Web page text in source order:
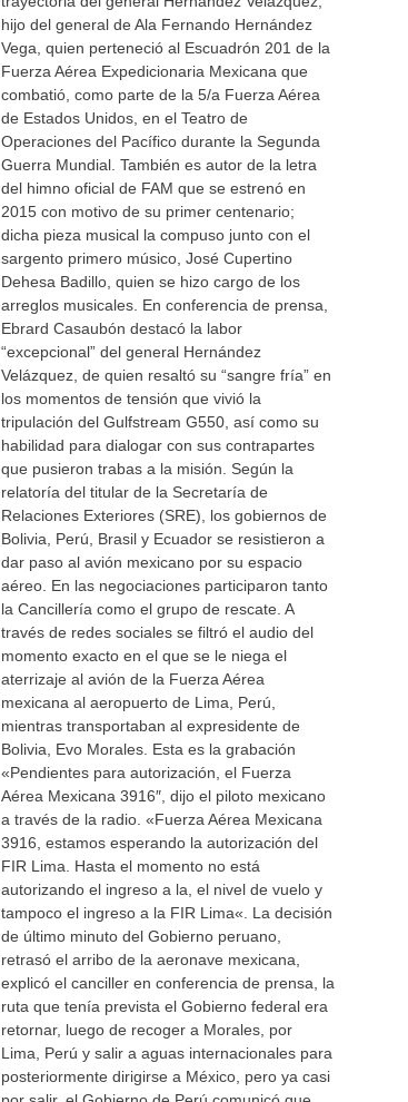
hijo del general de Ala Fernando Hernández
Vega, quien perteneció al Escuadrón 201 de la
Fuerza Aérea Expedicionaria Mexicana que
combatió, como parte de la 5/a Fuerza Aérea
de Estados Unidos, en el Teatro de
Operaciones del Pacífico durante la Segunda
Guerra Mundial. También es autor de la letra
del himno oficial de FAM que se estrenó en
2015 con motivo de su primer centenario;
dicha pieza musical la compuso junto con el
sargento primero músico, José Cupertino
Dehesa Badillo, quien se hizo cargo de los
arreglos musicales. En conferencia de prensa,
Ebrard Casaubón destacó la labor
“excepcional” del general Hernández
Velázquez, de quien resaltó su “sangre fría” en
los momentos de tensión que vivió la
tripulación del Gulfstream G550, así como su
habilidad para dialogar con sus contrapartes
que pusieron trabas a la misión. Según la
relatoría del titular de la Secretaría de
Relaciones Exteriores (SRE), los gobiernos de
Bolivia, Perú, Brasil y Ecuador se resistieron a
dar paso al avión mexicano por su espacio
aéreo. En las negociaciones participaron tanto
la Cancillería como el grupo de rescate. A
través de redes sociales se filtró el audio del
momento exacto en el que se le niega el
aterrizaje al avión de la Fuerza Aérea
mexicana al aeropuerto de Lima, Perú,
mientras transportaban al expresidente de
Bolivia, Evo Morales. Esta es la grabación
«Pendientes para autorización, el Fuerza
Aérea Mexicana 3916″, dijo el piloto mexicano
a través de la radio. «Fuerza Aérea Mexicana
3916, estamos esperando la autorización del
FIR Lima. Hasta el momento no está
autorizando el ingreso a la, el nivel de vuelo y
tampoco el ingreso a la FIR Lima«. La decisión
de último minuto del Gobierno peruano,
retrasó el arribo de la aeronave mexicana,
explicó el canciller en conferencia de prensa, la
ruta que tenía prevista el Gobierno federal era
retornar, luego de recoger a Morales, por
Lima, Perú y salir a aguas internacionales para
posteriormente dirigirse a México, pero ya casi